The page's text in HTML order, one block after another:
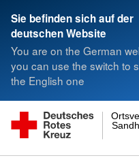
Sie befinden sich auf der
deutschen Website
You are on the German
you can use the switch to
the English one